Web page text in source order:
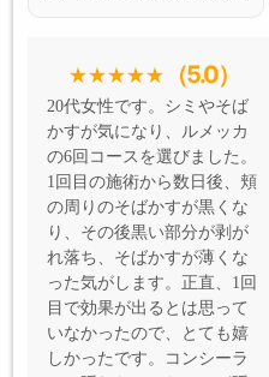
（5.0）
20代女性です。シミやそば
かすが気になり、ルメッカ
の6回コースを選びました。
1回目の施術から数日後、頬
の周りのそばかすが黒くな
り、その後黒い部分が剥が
れ落ち、そばかすが薄くな
った気がします。正直、1回
目で効果が出るとは思って
いなかったので、とても嬉
しかったです。コンシーラ